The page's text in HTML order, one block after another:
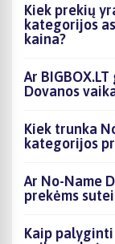
Kiek prekių
kategorijos
kaina?
Ar
Dovanos
Kiek trunka
kategorijos
Ar No-Name
prekėms
Kaip